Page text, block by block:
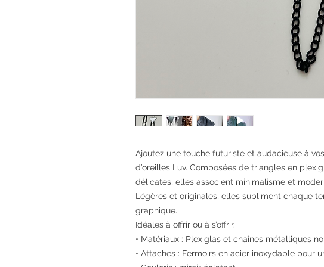
Ajoutez une touche futuriste et audacieuse à
d’oreilles Luv. Composées de triangles en
délicates, elles associent minimalisme et
Légères et originales, elles subliment chaque
graphique.
Idéales à offrir ou à s’offrir.
• Matériaux : Plexiglas et chaînes métalliques
• Attaches : Fermoirs en acier inoxydable pour